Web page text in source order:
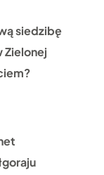
siedzibę
Zielonej